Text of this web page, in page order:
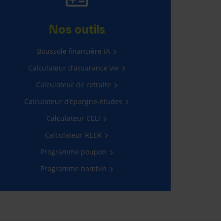
accidents
entre 15 jours et 12 mois
Nos outils
Boussole financière iA
Calculateur d’assurance vie
Calculateur de retraite
Calculateur d’épargne-études
Calculateur CELI
Calculateur REER
Programme poupon
Programme bambin